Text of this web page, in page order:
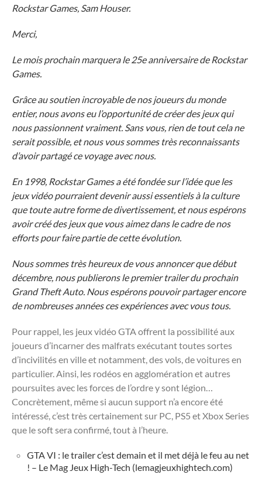
Rockstar Games, Sam Houser.
Merci,
Le mois prochain marquera le 25e anniversaire de Rockstar
Games.
Grâce au soutien incroyable de nos joueurs du monde
entier, nous avons eu l’opportunité de créer des jeux qui
nous passionnent vraiment. Sans vous, rien de tout cela ne
serait possible, et nous vous sommes très reconnaissants
d’avoir partagé ce voyage avec nous.
En 1998, Rockstar Games a été fondée sur l’idée que les
jeux vidéo pourraient devenir aussi essentiels à la culture
que toute autre forme de divertissement, et nous espérons
avoir créé des jeux que vous aimez dans le cadre de nos
efforts pour faire partie de cette évolution.
Nous sommes très heureux de vous annoncer que début
décembre, nous publierons le premier trailer du prochain
Grand Theft Auto. Nous espérons pouvoir partager encore
de nombreuses années ces expériences avec vous tous.
Pour rappel, les jeux vidéo GTA offrent la possibilité aux
joueurs d’incarner des malfrats exécutant toutes sortes
d’incivilités en ville et notamment, des vols, de voitures en
particulier. Ainsi, les rodéos en agglomération et autres
poursuites avec les forces de l’ordre y sont légion…
Concrètement, même si aucun support n’a encore été
intéressé, c’est très certainement sur PC, PS5 et Xbox Series
que le soft sera confirmé, tout à l’heure.
GTA VI : le trailer c’est demain et il met déjà le feu au net
! – Le Mag Jeux High-Tech (lemagjeuxhightech.com)